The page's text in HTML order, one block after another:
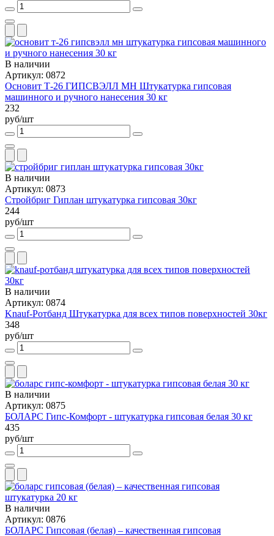
В наличии
Артикул: 0872
Основит Т-26 ГИПСВЭЛЛ МН Штукатурка гипсовая
машинного и ручного нанесения 30 кг
232
руб/шт
В наличии
Артикул: 0873
Стройбриг Гиплан штукатурка гипсовая 30кг
244
руб/шт
В наличии
Артикул: 0874
Knauf-Ротбанд Штукатурка для всех типов поверхностей 30кг
348
руб/шт
В наличии
Артикул: 0875
БОЛАРС Гипс-Комфорт - штукатурка гипсовая белая 30 кг
435
руб/шт
В наличии
Артикул: 0876
БОЛАРС Гипсовая (белая) – качественная гипсовая